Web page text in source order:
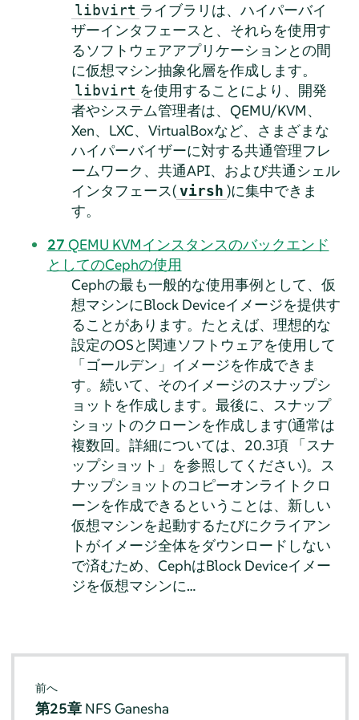
libvirt ライブラリは、ハイパーバイ
ザーインタフェースと、それらを使用す
るソフトウェアアプリケーションとの間
に仮想マシン抽象化層を作成します。
libvirt を使用することにより、開発
者やシステム管理者は、QEMU/KVM、
Xen、LXC、VirtualBoxなど、さまざまな
ハイパーバイザーに対する共通管理フレ
ームワーク、共通API、および共通シェル
インタフェース( virsh )に集中できま
す。
27 QEMU KVMインスタンスのバックエンド
としてのCephの使用
Cephの最も一般的な使用事例として、仮
想マシンにBlock Deviceイメージを提供す
ることがあります。たとえば、理想的な
設定のOSと関連ソフトウェアを使用して
「ゴールデン」イメージを作成できま
す。続いて、そのイメージのスナップシ
ョットを作成します。最後に、スナップ
ショットのクローンを作成します(通常は
複数回。詳細については、20.3項 「スナ
ップショット」を参照してください)。ス
ナップショットのコピーオンライトクロ
ーンを作成できるということは、新しい
仮想マシンを起動するたびにクライアン
トがイメージ全体をダウンロードしない
で済むため、CephはBlock Deviceイメー
ジを仮想マシンに…
前へ
第25章 NFS Ganesha